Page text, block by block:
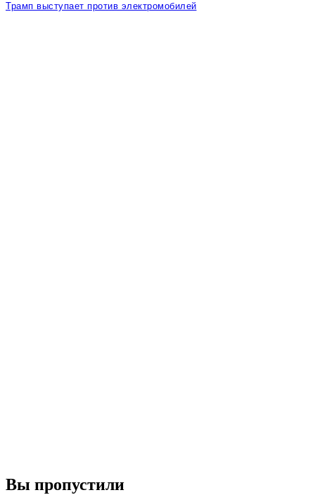
Трамп выступает против электромобилей
Вы пропустили